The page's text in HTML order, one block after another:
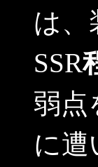
は、
SSR
弱点
に遭